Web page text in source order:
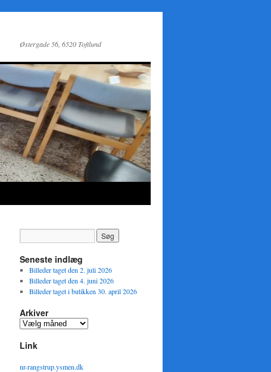
Østergade 56, 6520 Toftlund
Seneste indlæg
Billeder taget den 2. juli 2026
Billeder taget den 4. juni 2026
Billeder taget i butikken 30. april 2026
Arkiver
Arkiver
Link
nr-rangstrup.ysmen.dk